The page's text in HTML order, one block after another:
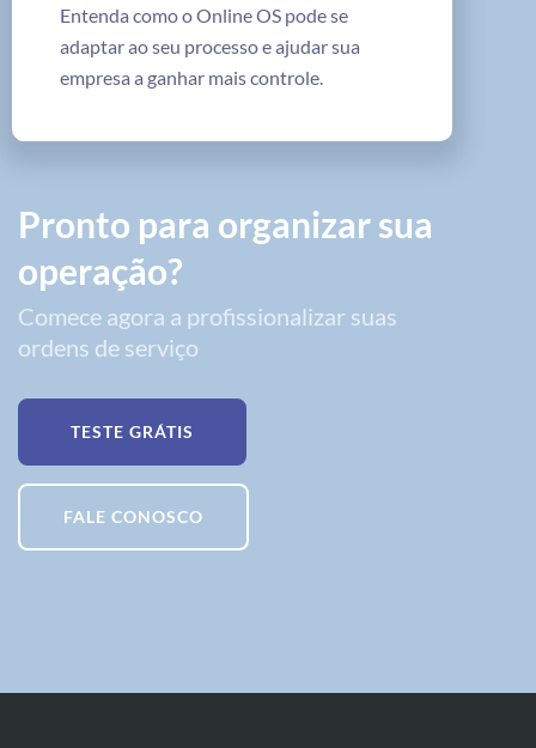
Entenda como o Online OS pode se
adaptar ao seu processo e ajudar sua
empresa a ganhar mais controle.
Pronto para organizar sua
operação?
Comece agora a profissionalizar suas
ordens de serviço
TESTE GRÁTIS
FALE CONOSCO